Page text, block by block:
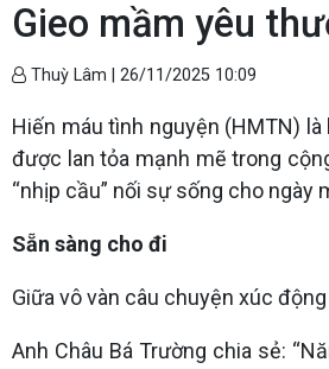
Gieo mầm yêu
Thuỳ Lâm | 26/11/2025 10:09
Hiến máu tình nguyện (HMTN)
được lan tỏa mạnh mẽ trong
“nhịp cầu” nối sự sống cho ngày
Sẵn sàng cho đi
Giữa vô vàn câu chuyện xúc
Anh Châu Bá Trường chia sẻ: